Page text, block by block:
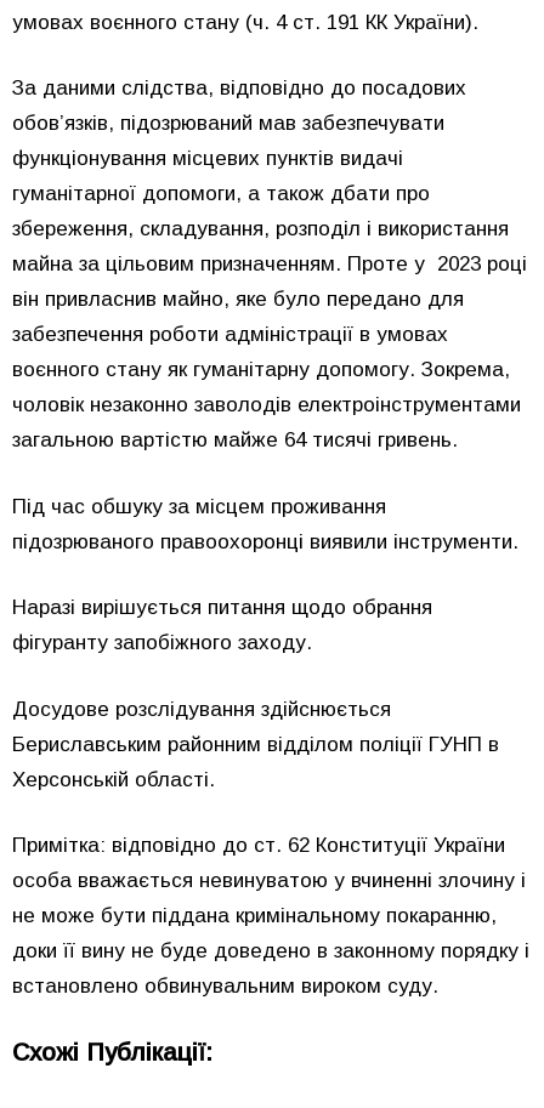
умовах воєнного стану (ч. 4 ст. 191 КК України).
За даними слідства, відповідно до посадових
обов’язків, підозрюваний мав забезпечувати
функціонування місцевих пунктів видачі
гуманітарної допомоги, а також дбати про
збереження, складування, розподіл і використання
майна за цільовим призначенням. Проте у 2023 році
він привласнив майно, яке було передано для
забезпечення роботи адміністрації в умовах
воєнного стану як гуманітарну допомогу. Зокрема,
чоловік незаконно заволодів електроінструментами
загальною вартістю майже 64 тисячі гривень.
Під час обшуку за місцем проживання
підозрюваного правоохоронці виявили інструменти.
Наразі вирішується питання щодо обрання
фігуранту запобіжного заходу.
Досудове розслідування здійснюється
Бериславським районним відділом поліції ГУНП в
Херсонській області.
Примітка: відповідно до ст. 62 Конституції України
особа вважається невинуватою у вчиненні злочину і
не може бути піддана кримінальному покаранню,
доки її вину не буде доведено в законному порядку і
встановлено обвинувальним вироком суду.
Схожі Публікації: